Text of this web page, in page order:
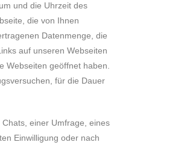
und die Uhrzeit des
die von Ihnen
Datenmenge, die
auf unseren Webseiten
Webseiten geöffnet haben.
für die Dauer
einer Umfrage, eines
Einwilligung oder nach